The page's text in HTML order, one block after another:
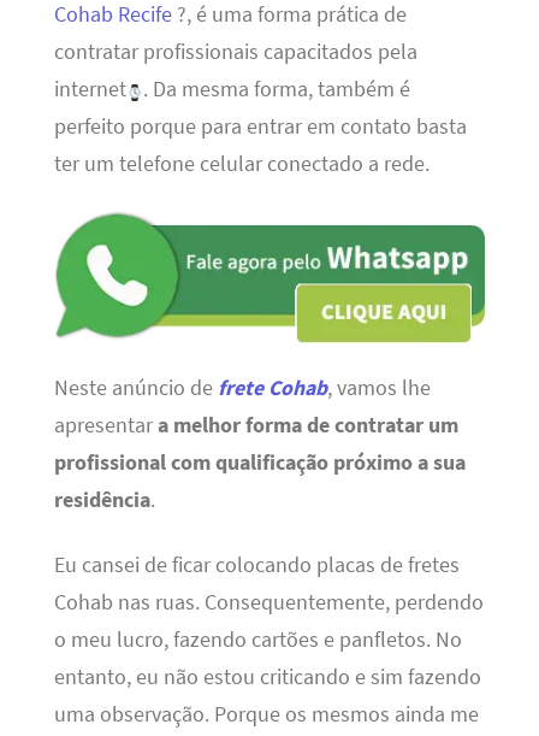
Cohab Recife?, é uma forma prática de
contratar profissionais capacitados pela
internet
. Da mesma forma, também é
perfeito porque para entrar em contato basta
ter um telefone celular conectado a rede.
Neste anúncio de frete Cohab, vamos lhe
apresentara melhor forma de contratar um
profissional com qualificação próximo a sua
residência.
Eu cansei de ficar colocando placas de fretes
Cohab nas ruas. Consequentemente, perdendo
o meu lucro, fazendo cartões e panfletos. No
entanto, eu não estou criticando e sim fazendo
uma observação. Porque os mesmos ainda me